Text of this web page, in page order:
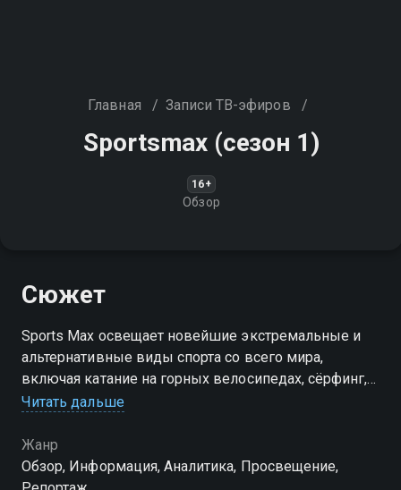
Главная / Записи ТВ-эфиров /
Sportsmax (сезон 1)
16+
Обзор
Сюжет
Sports Max освещает новейшие экстремальные и
альтернативные виды спорта со всего мира,
включая катание на горных велосипедах, сёрфинг,
сноуборд, кайтбординг, скейтбординг, скалолазание,
Посмотреть онлайн 1 сезон сериала Sportsmax вы
можете совершенно бесплатно в хорошем HD
Читать дальше
Жанр
Обзор, Информация, Аналитика, Просвещение,